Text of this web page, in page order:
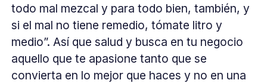
todo mal mezcal y para todo bien, también, y
si el mal no tiene remedio, tómate litro y
medio”. Así que salud y busca en tu negocio
aquello que te apasione tanto que se
convierta en lo mejor que haces y no en una